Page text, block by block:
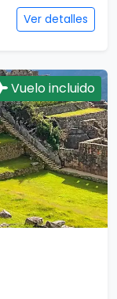
Ver detalles
Vuelo incluido